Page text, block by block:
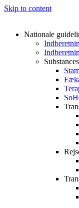
Skip to content
Nationale